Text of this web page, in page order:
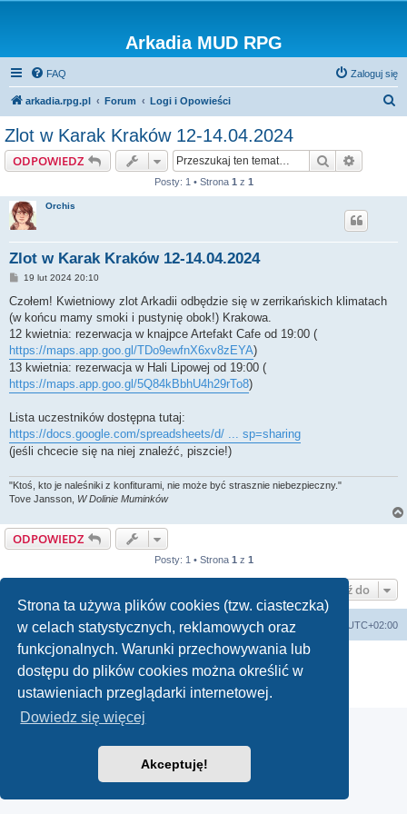
Strona ta używa plików cookies (tzw. ciasteczka)
w celach statystycznych, reklamowych oraz
funkcjonalnych. Warunki przechowywania lub
dostępu do plików cookies można określić w
ustawieniach przeglądarki internetowej.
Dowiedz się więcej
Akceptuję!
Arkadia MUD RPG
FAQ Zaloguj się
arkadia.rpg.pl Forum Logi i Opowieści
Zlot w Karak Kraków 12-14.04.2024
ODPOWIEDZ Szukaj
Posty: 1 • Strona 1 z 1
Orchis
Zlot w Karak Kraków 12-14.04.2024
P
s
19 lut 2024 20:10
Czołem! Kwietniowy zlot Arkadii odbędzie się w zerrikańskich klimatach
(w końcu mamy smoki i pustynię obok!) Krakowa.
12 kwietnia: rezerwacja w knajpce Artefakt Cafe od 19:00 (
https://maps.app.goo.gl/TDo9ewfnX6xv8zEYA)
13 kwietnia: rezerwacja w Hali Lipowej od 19:00 (
https://maps.app.goo.gl/5Q84kBbhU4h29rTo8)
Lista uczestników dostępna tutaj:
https://docs.google.com/spreadsheets/d/ ... sp=sharing
(jeśli chcecie się na niej znaleźć, piszcie!)
"Ktoś, kto je naleśniki z konfiturami, nie może być strasznie niebezpieczny."
Tove Jansson, W Dolinie Muminków
ODPOWIEDZ
Posty: 1 • Strona 1 z 1
Przejdź do
arkadia.rpg.pl Forum Strefa czasowa UTC+02:00
Technologię dostarczaphpBB® Forum Software © phpBB Limited
Polski pakiet językowy dostarczaphpBB.pl
Zasady ochrony danych osobowych|Regulamin